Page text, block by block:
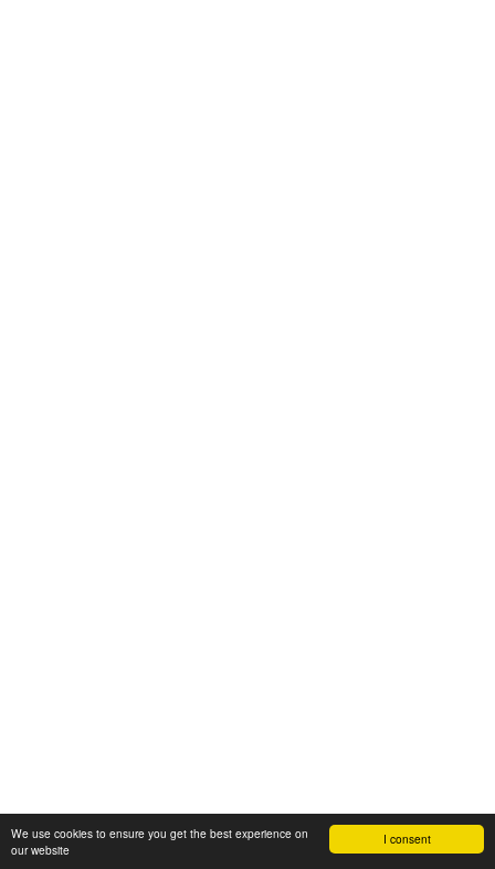
I consent
We use cookies to ensure you get the best experience on
our website